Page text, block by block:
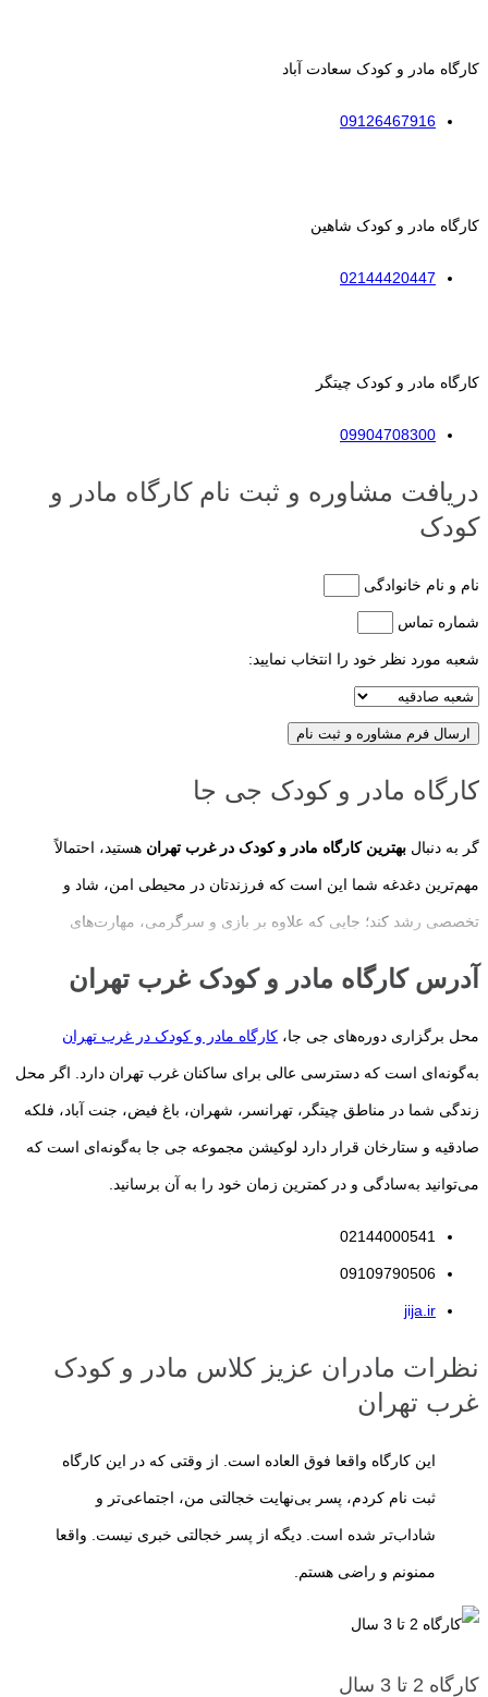
کارگاه مادر و کودک سعادت آباد
09126467916
کارگاه مادر و کودک شاهین
02144420447
کارگاه مادر و کودک چیتگر
09904708300
دریافت مشاوره و ثبت نام کارگاه مادر و
کودک
نام و نام خانوادگی
شماره تماس
شعبه مورد نظر خود را انتخاب نمایید:
ارسال فرم مشاوره و ثبت نام
کارگاه مادر و کودک جی جا
گر به دنبال بهترین کارگاه مادر و کودک در غرب تهران هستید، احتمالاً
مهم‌ترین دغدغه شما این است که فرزندتان در محیطی امن، شاد و
تخصصی رشد کند؛ جایی که علاوه بر بازی و سرگرمی، مهارت‌های
اجتماعی، ذهنی، حرکتی و عاطفی او نیز تقویت شود. انتخاب یک کارگاه
مناسب، تنها به نزدیکی محل زندگی یا امکانات مجموعه محدود نمی‌شود؛
بلکه کیفیت برنامه‌های آموزشی، تجربه مربیان، تناسب فعالیت‌ها با سن
کودک و ایجاد ارتباطی مؤثر میان مادر و کودک، عواملی هستند که در رشد
همه‌جانبه فرزندتان نقش مهمی دارند.
سال‌های نخست زندگی، مهم‌ترین دوره رشد مغز و شکل‌گیری شخصیت
کودک محسوب می‌شوند. به همین دلیل، متخصصان رشد کودک توصیه
می‌کنند والدین از این فرصت طلایی برای فراهم کردن تجربه‌های متنوع،
هدفمند و متناسب با سن فرزندشان استفاده کنند.
با همین هدف طراحی شده است؛ محیطی که کودک در آن از طریق بازی،
موفقیت او در سال‌های آینده خواهند بود.
درسی نیست. کودکان پیش از دبستان بیش از هر چیز با بازی، تجربه،
مشاهده و کشف دنیای اطراف خود یاد می‌گیرند. به همین دلیل، یک کارگاه
استاندارد باید فعالیت‌های خود را بر پایه بازی هدفمند، تقویت خلاقیت،
افزایش اعتمادبه‌نفس، رشد مهارت‌های ارتباطی و پرورش استقلال کودک
برنامه‌ریزی کند.
در ادامه این مقاله با ویژگی‌های یک
آدرس کارگاه مادر و کودک غرب تهران
محل برگزاری دوره‌های جی جا، کارگاه مادر و کودک در غرب تهران
به‌گونه‌ای است که دسترسی عالی برای ساکنان غرب تهران دارد. اگر محل
زندگی شما در مناطق چیتگر، تهرانسر، شهران، باغ فیض، جنت آباد، فلکه
صادقیه و ستارخان قرار دارد لوکیشن مجموعه جی جا به‌گونه‌ای است که
می‌توانید به‌سادگی و در کمترین زمان خود را به آن برسانید.
02144000541
09109790506
jija.ir
نظرات مادران عزیز کلاس مادر و کودک
غرب تهران
این کارگاه واقعا فوق العاده است. از وقتی که در این کارگاه
ثبت نام کردم، پسر بی‌نهایت خجالتی من، اجتماعی‌تر و
شاداب‌تر شده است. دیگه از پسر خجالتی خبری نیست. واقعا
ممنونم و راضی هستم.
کارگاه 2 تا 3 سال